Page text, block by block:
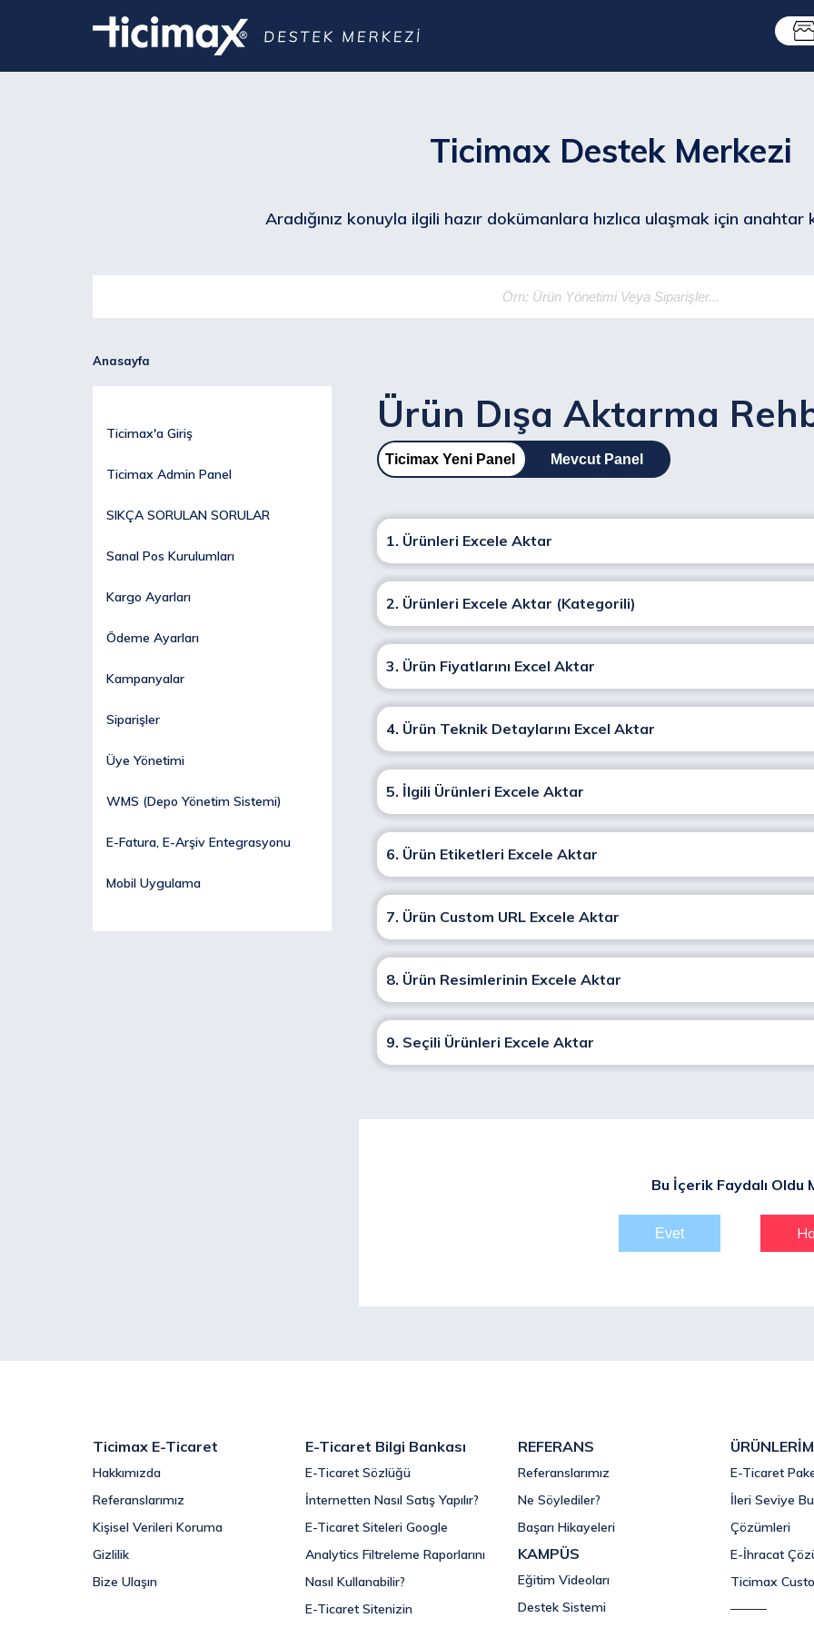
Ticimax Destek Merkezi
Aradığınız konuyla ilgili hazır dokümanlara hızlıca ulaşmak için
Anasayfa
Ticimax'a Giriş
Ticimax Admin Panel
SIKÇA SORULAN SORULAR
Sanal Pos Kurulumları
Kargo Ayarları
Ödeme Ayarları
Kampanyalar
Siparişler
Üye Yönetimi
WMS (Depo Yönetim Sistemi)
E-Fatura, E-Arşiv Entegrasyonu
Mobil Uygulama
Ürün Dışa Aktarma
Ticimax Yeni Panel Mevcut Panel
1. Ürünleri Excele Aktar
2. Ürünleri Excele Aktar (Kategorili)
3. Ürün Fiyatlarını Excel Aktar
4. Ürün Teknik Detaylarını Excel Aktar
5. İlgili Ürünleri Excele Aktar
6. Ürün Etiketleri Excele Aktar
7. Ürün Custom URL Excele Aktar
8. Ürün Resimlerinin Excele Aktar
9. Seçili Ürünleri Excele Aktar
Bu İçerik Faydalı Oldu
Ticimax E-Ticaret
Hakkımızda
Referanslarımız
Kişisel Verileri Koruma
Gizlilik
Bize Ulaşın
E-Ticaret Bilgi Bankası
E-Ticaret Sözlüğü
İnternetten Nasıl Satış Yapılır?
E-Ticaret Siteleri Google
Analytics Filtreleme Raporlarını
Nasıl Kullanabilir?
E-Ticaret Sitenizin
REFERANS
Referanslarımız
Ne Söylediler?
Başarı Hikayeleri
KAMPÜS
Eğitim Videoları
Destek Sistemi
E-Ticaret
İleri Seviye
Çözümleri
E-İhracat
Ticimax